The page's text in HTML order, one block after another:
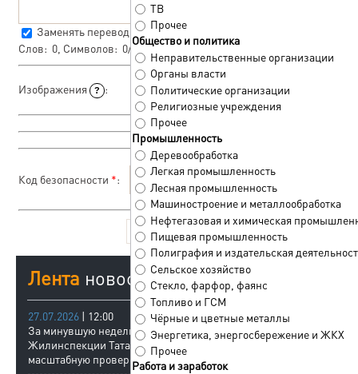
ТВ
Прочее
Общество и политика
Неправительственные организации
Органы власти
Политические организации
Религиозные учреждения
Прочее
Промышленность
Деревообработка
Легкая промышленность
Лесная промышленность
Машиностроение и металлообработка
Нефтегазовая и химическая
Пищевая промышленность
Полиграфия и издательская
Сельское хозяйство
Стекло, фарфор, фаянс
Топливо и ГСМ
Чёрные и цветные металлы
Энергетика, энергосбережение и ЖКХ
Прочее
Работа и заработок
Заменять переводы строк тегом
Слов: 0 , Символов: 0/0
Изображения ? : Стандартный загрузчик
Мультизагрузчик
Код безопасности *:
Лента новостей
27.07.2026 | 12:00
За минувшую неделю специалисты
Жилинспекции Татарстана провели
масштабную проверку 73 МКД.